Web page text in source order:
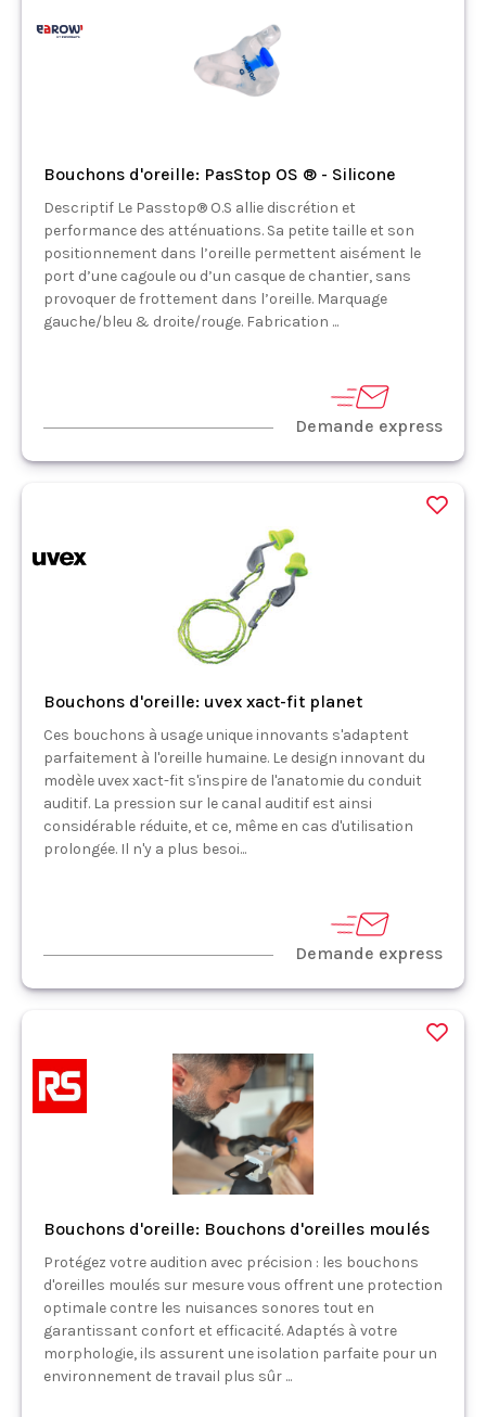
Bouchons d'oreille: PasStop OS ® - Silicone
Descriptif Le Passtop® O.S allie discrétion et
performance des atténuations. Sa petite taille et son
positionnement dans l’oreille permettent aisément le
port d’une cagoule ou d’un casque de chantier, sans
provoquer de frottement dans l’oreille. Marquage
gauche/bleu & droite/rouge. Fabrication ...
Demande express
Bouchons d'oreille: uvex xact-fit planet
Ces bouchons à usage unique innovants s'adaptent
parfaitement à l'oreille humaine. Le design innovant du
modèle uvex xact-fit s'inspire de l'anatomie du conduit
auditif. La pression sur le canal auditif est ainsi
considérable réduite, et ce, même en cas d'utilisation
prolongée. Il n'y a plus besoi...
Demande express
Bouchons d'oreille: Bouchons d'oreilles moulés
Protégez votre audition avec précision : les bouchons
d'oreilles moulés sur mesure vous offrent une protection
optimale contre les nuisances sonores tout en
garantissant confort et efficacité. Adaptés à votre
morphologie, ils assurent une isolation parfaite pour un
environnement de travail plus sûr ...